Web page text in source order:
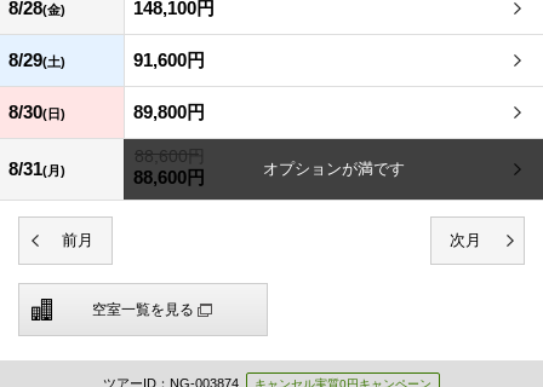
8/28(金) 148,100円
8/29(土) 91,600円
8/30(日) 89,800円
8/31(月)
88,600円
88,600円
空室一覧を見る
ツアーID：NG-003874 キャンセル実質0円キャンペーン